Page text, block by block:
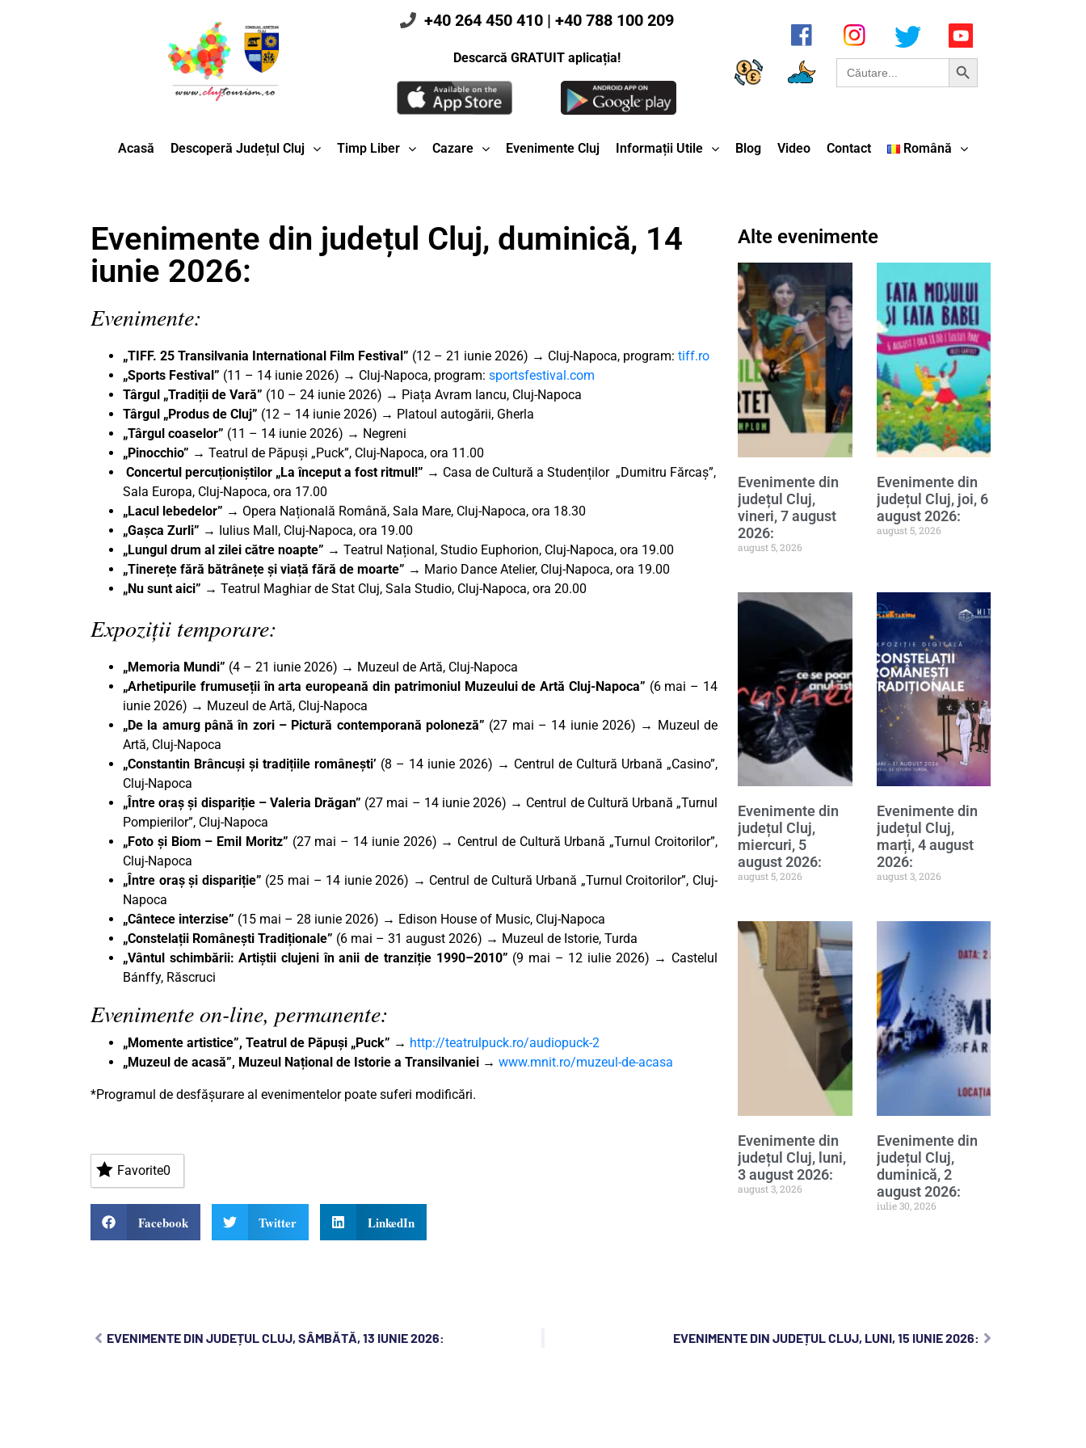
+40 264 450 410 | +40 788 100 209
Descarcă GRATUIT aplicația! Search
for:
Search Button
Acasă Descoperă Județul Cluj Timp Liber Cazare Evenimente Cluj Informații Utile Blog Video Contact Română
Evenimente din județul Cluj, duminică, 14
iunie 2026:
Evenimente:
„TIFF. 25 Transilvania International Film Festival” (12 – 21 iunie 2026) → Cluj-Napoca, program: tiff.ro
„Sports Festival” (11 – 14 iunie 2026) → Cluj-Napoca, program: sportsfestival.com
Târgul „Tradiții de Vară” (10 – 24 iunie 2026) → Piața Avram Iancu, Cluj-Napoca
Târgul „Produs de Cluj” (12 – 14 iunie 2026) → Platoul autogării, Gherla
„Târgul coaselor” (11 – 14 iunie 2026) → Negreni
„Pinocchio” → Teatrul de Păpuși „Puck”, Cluj-Napoca, ora 11.00
Concertul percuționiștilor „La început a fost ritmul!” → Casa de Cultură a Studenților „Dumitru Fărcaș”,
Sala Europa, Cluj-Napoca, ora 17.00
„Lacul lebedelor” → Opera Națională Română, Sala Mare, Cluj-Napoca, ora 18.30
„Gașca Zurli” → Iulius Mall, Cluj-Napoca, ora 19.00
„Lungul drum al zilei către noapte” → Teatrul Național, Studio Euphorion, Cluj-Napoca, ora 19.00
„Tinerețe fără bătrânețe și viață fără de moarte” → Mario Dance Atelier, Cluj-Napoca, ora 19.00
„Nu sunt aici” → Teatrul Maghiar de Stat Cluj, Sala Studio, Cluj-Napoca, ora 20.00
Expoziții temporare:
„Memoria Mundi” (4 – 21 iunie 2026) → Muzeul de Artă, Cluj-Napoca
„Arhetipurile frumuseții în arta europeană din patrimoniul Muzeului de Artă Cluj-Napoca” (6 mai – 14
iunie 2026) → Muzeul de Artă, Cluj-Napoca
„De la amurg până în zori – Pictură contemporană poloneză” (27 mai – 14 iunie 2026) → Muzeul de
Artă, Cluj-Napoca
„Constantin Brâncuși și tradițiile românești’ (8 – 14 iunie 2026) → Centrul de Cultură Urbană „Casino”,
Cluj-Napoca
„Între oraș și dispariție – Valeria Drăgan” (27 mai – 14 iunie 2026) → Centrul de Cultură Urbană „Turnul
Pompierilor”, Cluj-Napoca
„Foto și Biom – Emil Moritz” (27 mai – 14 iunie 2026) → Centrul de Cultură Urbană „Turnul Croitorilor”,
Cluj-Napoca
„Între oraș și dispariție” (25 mai – 14 iunie 2026) → Centrul de Cultură Urbană „Turnul Croitorilor”, Cluj-
Napoca
„Cântece interzise” (15 mai – 28 iunie 2026) → Edison House of Music, Cluj-Napoca
„Constelații Românești Tradiționale” (6 mai – 31 august 2026) → Muzeul de Istorie, Turda
„Vântul schimbării: Artiștii clujeni în anii de tranziție 1990–2010” (9 mai – 12 iulie 2026) → Castelul
Bánffy, Răscruci
Evenimente on-line, permanente:
„Momente artistice”, Teatrul de Păpuși „Puck” → http://teatrulpuck.ro/audiopuck-2
„Muzeul de acasă”, Muzeul Național de Istorie a Transilvaniei → www.mnit.ro/muzeul-de-acasa
*Programul de desfășurare al evenimentelor poate suferi modificări.
Favorite0
Facebook Twitter LinkedIn
Alte evenimente
Evenimente din
județul Cluj,
vineri, 7 august
2026:
august 5, 2026
Evenimente din
județul Cluj, joi, 6
august 2026:
august 5, 2026
Evenimente din
județul Cluj,
miercuri, 5
august 2026:
august 5, 2026
Evenimente din
județul Cluj,
marți, 4 august
2026:
august 3, 2026
Evenimente din
județul Cluj, luni,
3 august 2026:
august 3, 2026
Evenimente din
județul Cluj,
duminică, 2
august 2026:
iulie 30, 2026
EVENIMENTE DIN JUDEȚUL CLUJ, SÂMBĂTĂ, 13 IUNIE 2026: EVENIMENTE DIN JUDEȚUL CLUJ, LUNI, 15 IUNIE 2026: